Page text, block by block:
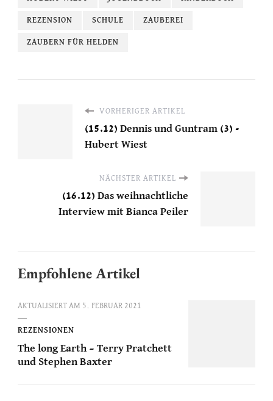
REZENSION SCHULE ZAUBEREI
ZAUBERN FÜR HELDEN
VORHERIGER ARTIKEL
(15.12) Dennis und Guntram (3) -
Hubert Wiest
NÄCHSTER ARTIKEL
(16.12) Das weihnachtliche
Interview mit Bianca Peiler
Empfohlene Artikel
AKTUALISIERT AM 5. FEBRUAR 2021
REZENSIONEN
The long Earth – Terry Pratchett
und Stephen Baxter